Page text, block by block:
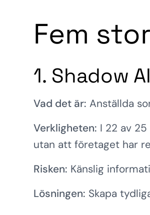
Fem
1. Shadow
Vad det är: Anställda
Verkligheten: I 22 av
utan att företaget har
Risken: Känslig
Lösningen: Skapa